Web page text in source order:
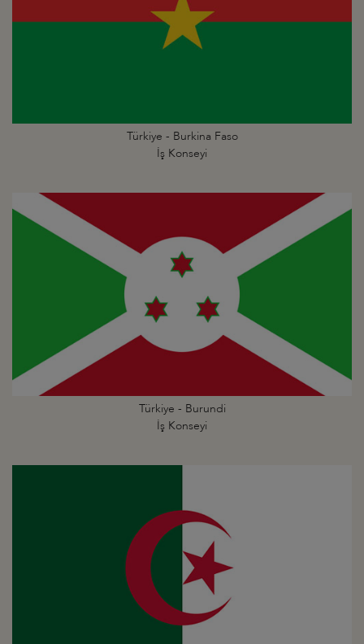
Türkiye - Burkina Faso
İş Konseyi
Türkiye - Burundi
İş Konseyi